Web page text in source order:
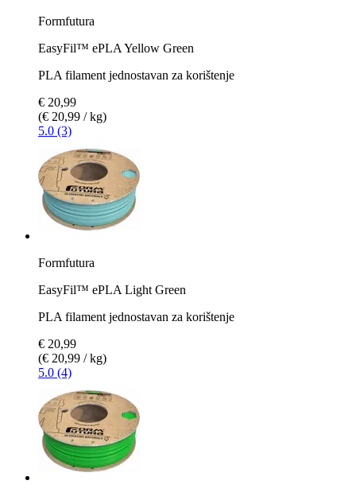
Formfutura
EasyFil™ ePLA Yellow Green
PLA filament jednostavan za korištenje
€ 20,99
(€ 20,99 / kg)
5.0 (3)
Formfutura
EasyFil™ ePLA Light Green
PLA filament jednostavan za korištenje
€ 20,99
(€ 20,99 / kg)
5.0 (4)